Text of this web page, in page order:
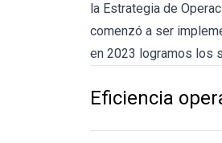
la Estrategia de
comenzó a ser
en 2023 logramos los
Eficiencia